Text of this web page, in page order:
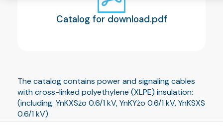
Catalog for download.pdf
The catalog contains power and signaling cables
with cross-linked polyethylene (XLPE) insulation:
(including: YnKXSżo 0.6/1 kV, YnKYżo 0.6/1 kV, YnKSXS
0.6/1 kV).